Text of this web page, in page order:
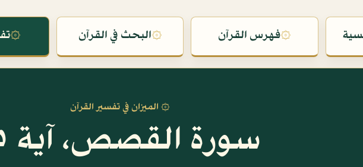
۞فهرس القرآن ۞البحث في القرآن ۞
۞ الميزان في تفسير القرآن
سورة القصص، آية ١٥